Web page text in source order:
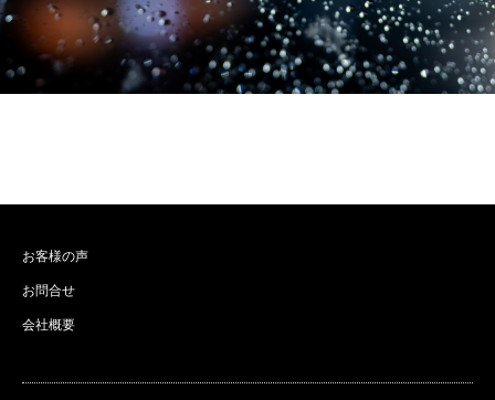
お客様の声
お問合せ
会社概要